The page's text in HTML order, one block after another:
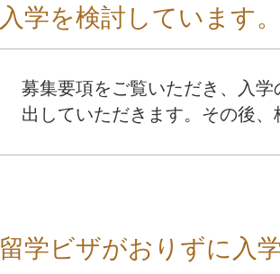
入学を検討しています
募集要項をご覧いただき、入
出していただきます。その後、
留学ビザがおりずに入